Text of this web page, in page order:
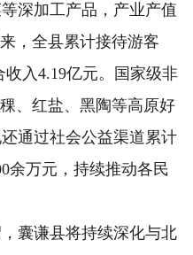
深加工产品，产业产值
，全县累计接待游客
入4.19亿元。国家级非
、红盐、黑陶等高原好
通过社会公益渠道累计
余万元，持续推动各民
谦县将持续深化与北